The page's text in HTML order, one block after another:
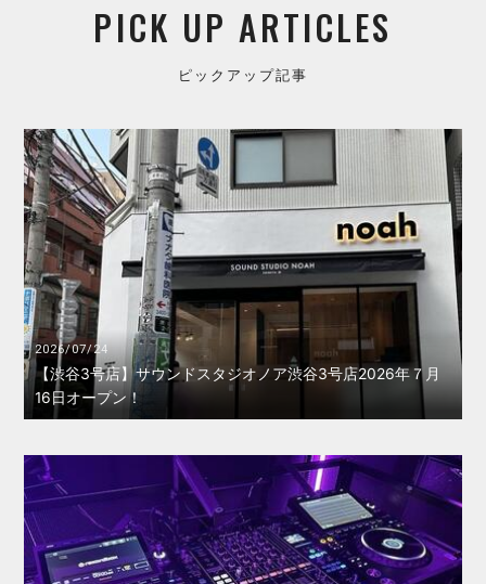
PICK UP ARTICLES
ピックアップ記事
2026/07/24
【渋谷3号店】サウンドスタジオノア渋谷3号店2026年７月
16日オープン！